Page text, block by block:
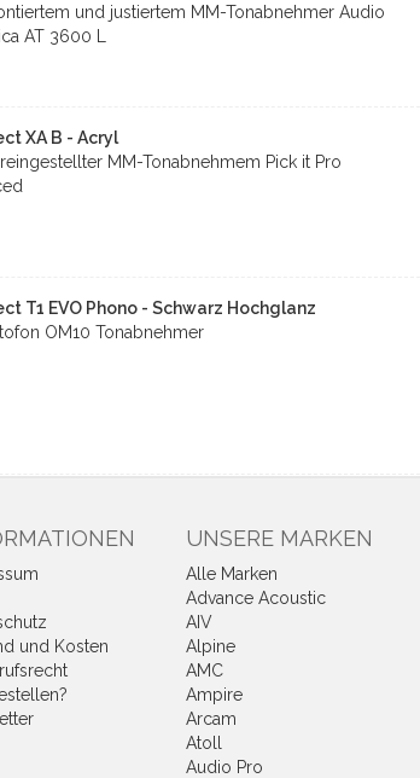
und justiertem MM-Tonabnehmer Audio
AT 3600 L
XA B - Acryl
MM-Tonabnehmem Pick it Pro
T1 EVO Phono - Schwarz Hochglanz
OM10 Tonabnehmer
und Kosten
UNSERE MARKEN
Alle Marken
Advance Acoustic
AIV
Alpine
AMC
Ampire
Arcam
Atoll
Audio Pro